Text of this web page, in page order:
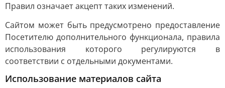
Правил означает акцепт таких изменений.
Сайтом может быть предусмотрено предоставление
Посетителю дополнительного функционала, правила
использования которого регулируются в
соответствии с отдельными документами.
Использование материалов сайта